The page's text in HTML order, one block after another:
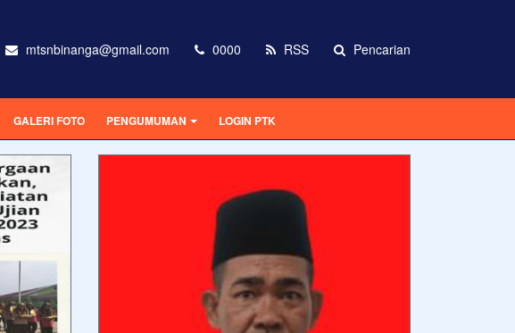
mtsnbinanga@gmail.com 0000 RSS Pencarian
GALERI FOTO PENGUMUMAN LOGIN PTK